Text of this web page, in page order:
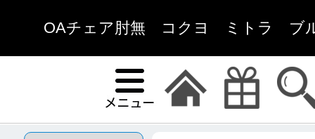
OAチェア肘無 コクヨ ミトラ ブル